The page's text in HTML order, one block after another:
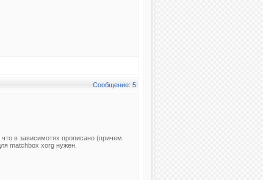
Сообщение: 5
в зависимотях прописано (причем
matchbox xorg нужен.